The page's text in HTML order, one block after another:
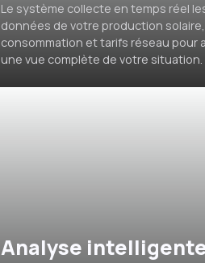
Le système collecte en temps réel
données de votre production solaire,
consommation et tarifs réseau pour
une vue complète de votre situation.
Analyse